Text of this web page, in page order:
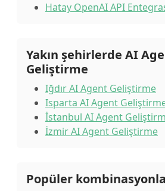
Hatay OpenAI API
Yakın şehirlerde AI
Geliştirme
Iğdır AI Agent Geliştirme
Isparta AI Agent
İstanbul AI Agent
İzmir AI Agent Geliştirme
Popüler